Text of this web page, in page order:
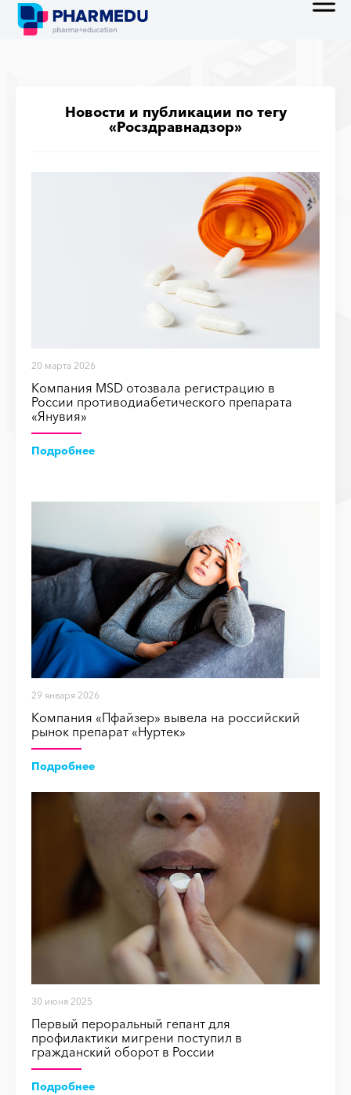
Новости и публикации по тегу
«Росздравнадзор»
20 марта 2026
Компания MSD отозвала регистрацию в
России противодиабетического препарата
«Янувия»
Подробнее
29 января 2026
Компания «Пфайзер» вывела на российский
рынок препарат «Нуртек»
Подробнее
30 июня 2025
Первый пероральный гепант для
профилактики мигрени поступил в
гражданский оборот в России
Подробнее